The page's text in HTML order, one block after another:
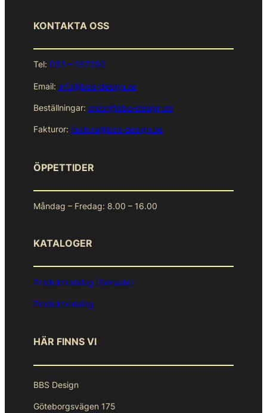
KONTAKTA OSS
Tel: 033 – 257090
Email: info@bbs-design.se
Beställningar: order@bbs-design.se
Fakturor: faktura@bbs-design.se
ÖPPETTIDER
Måndag – Fredag: 8.00 – 16.00
KATALOGER
Produktkatalog (Senaste)
Produktkatalog
HÄR FINNS VI
BBS Design
Göteborgsvägen 175